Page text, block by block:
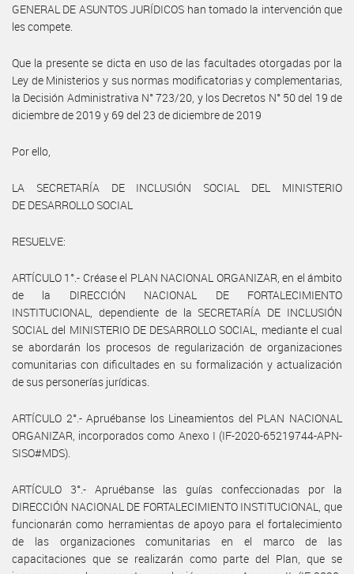
GENERAL DE ASUNTOS JURÍDICOS han tomado la intervención que
les compete.
Que la presente se dicta en uso de las facultades otorgadas por la
Ley de Ministerios y sus normas modificatorias y complementarias,
la Decisión Administrativa N° 723/20, y los Decretos N° 50 del 19 de
diciembre de 2019 y 69 del 23 de diciembre de 2019
Por ello,
LA SECRETARÍA DE INCLUSIÓN SOCIAL DEL MINISTERIO
DE DESARROLLO SOCIAL
RESUELVE:
ARTÍCULO 1°.- Créase el PLAN NACIONAL ORGANIZAR, en el ámbito
de la DIRECCIÓN NACIONAL DE FORTALECIMIENTO
INSTITUCIONAL, dependiente de la SECRETARÍA DE INCLUSIÓN
SOCIAL del MINISTERIO DE DESARROLLO SOCIAL, mediante el cual
se abordarán los procesos de regularización de organizaciones
comunitarias con dificultades en su formalización y actualización
de sus personerías jurídicas.
ARTÍCULO 2°.- Apruébanse los Lineamientos del PLAN NACIONAL
ORGANIZAR, incorporados como Anexo I (IF-2020-65219744-APN-
SISO#MDS).
ARTÍCULO 3°.- Apruébanse las guías confeccionadas por la
DIRECCIÓN NACIONAL DE FORTALECIMIENTO INSTITUCIONAL, que
funcionarán como herramientas de apoyo para el fortalecimiento
de las organizaciones comunitarias en el marco de las
capacitaciones que se realizarán como parte del Plan, que se